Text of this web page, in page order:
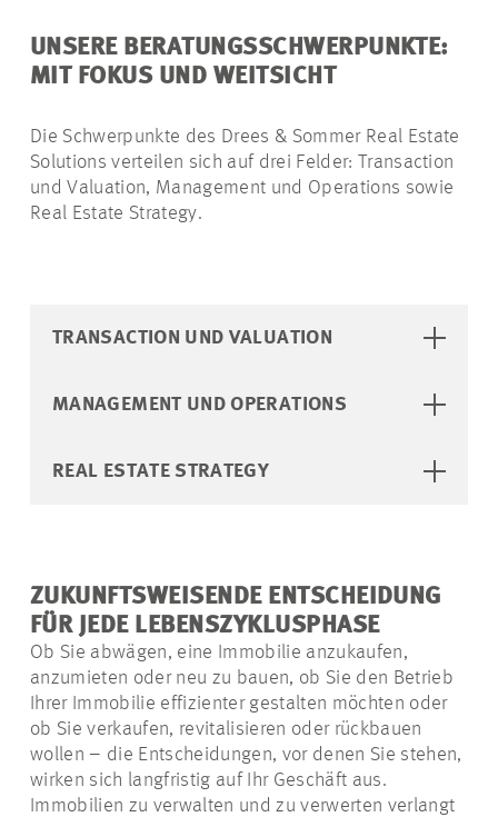
UNSERE BERATUNGSSCHWERPUNKTE:
MIT FOKUS UND WEITSICHT
Die Schwerpunkte des Drees & Sommer Real Estate
Solutions verteilen sich auf drei Felder: Transaction
und Valuation, Management und Operations sowie
Real Estate Strategy.
TRANSACTION UND VALUATION
MANAGEMENT UND OPERATIONS
REAL ESTATE STRATEGY
ZUKUNFTSWEISENDE ENTSCHEIDUNG
FÜR JEDE LEBENSZYKLUSPHASE
Ob Sie abwägen, eine Immobilie anzukaufen,
anzumieten oder neu zu bauen, ob Sie den Betrieb
Ihrer Immobilie effizienter gestalten möchten oder
ob Sie verkaufen, revitalisieren oder rückbauen
wollen – die Entscheidungen, vor denen Sie stehen,
wirken sich langfristig auf Ihr Geschäft aus.
Immobilien zu verwalten und zu verwerten verlangt